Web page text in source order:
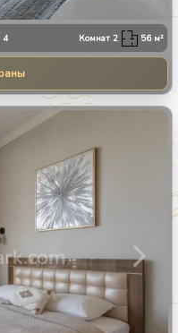
4 Комнат2 56м²